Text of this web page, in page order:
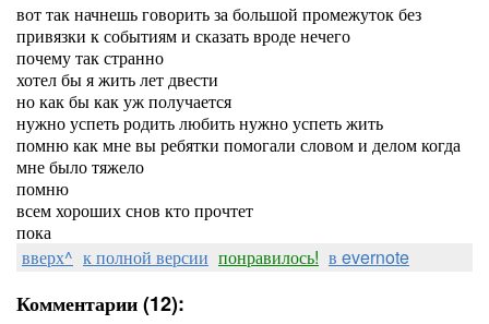
вот так начнешь говорить за большой промежуток без
привязки к событиям и сказать вроде нечего
почему так странно
хотел бы я жить лет двести
но как бы как уж получается
нужно успеть родить любить нужно успеть жить
помню как мне вы ребятки помогали словом и делом когда
мне было тяжело
помню
всем хороших снов кто прочтет
пока
вверх^ к полной версии понравилось! в evernote
Комментарии (12):